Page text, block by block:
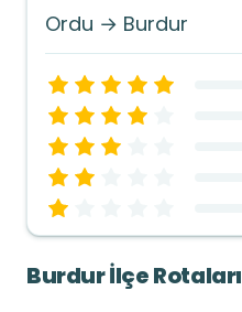
Ordu → Burdur
Burdur İlçe Rotaları